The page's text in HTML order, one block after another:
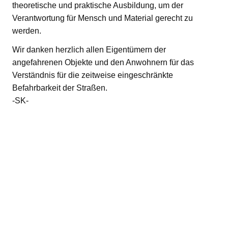
theoretische und praktische Ausbildung, um der
Verantwortung für Mensch und Material gerecht zu
werden.
Wir danken herzlich allen Eigentümern der
angefahrenen Objekte und den Anwohnern für das
Verständnis für die zeitweise eingeschränkte
Befahrbarkeit der Straßen.
-SK-